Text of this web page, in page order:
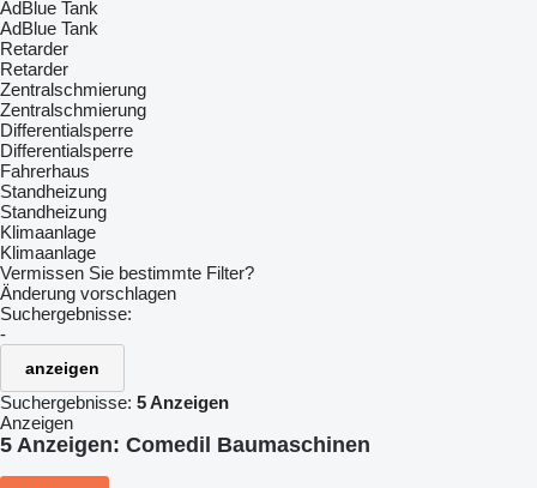
AdBlue Tank
AdBlue Tank
Retarder
Retarder
Zentralschmierung
Zentralschmierung
Differentialsperre
Differentialsperre
Fahrerhaus
Standheizung
Standheizung
Klimaanlage
Klimaanlage
Vermissen Sie bestimmte Filter?
Änderung vorschlagen
Suchergebnisse:
-
anzeigen
Suchergebnisse: 5 Anzeigen
Anzeigen
5 Anzeigen: Comedil Baumaschinen